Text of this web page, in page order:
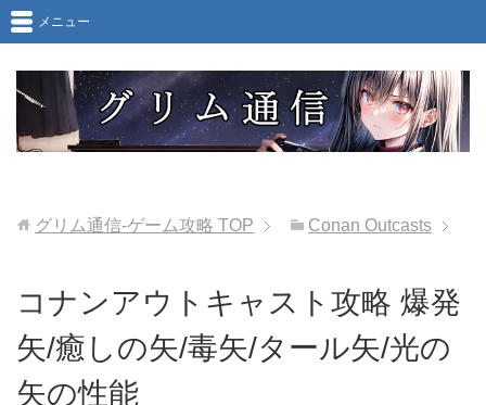
メニュー
グリム通信-ゲーム攻略 TOP Conan Outcasts
コナンアウトキャスト攻略 爆発
矢/癒しの矢/毒矢/タール矢/光の
矢の性能